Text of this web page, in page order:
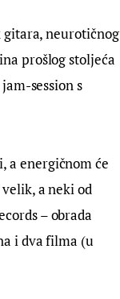
neurotičnog
prošlog stoljeća
session s
a energičnom će
a neki od
– obrada
i dva filma (u